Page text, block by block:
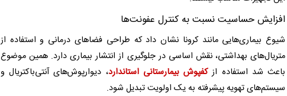
افزایش حساسیت نسبت به کنترل عفونت‌ها
شیوع بیماری‌هایی مانند کرونا نشان داد که طراحی فضاهای درمانی و استفاده از
متریال‌های بهداشتی، نقش اساسی در جلوگیری از انتشار بیماری دارد. همین موضوع
باعث شد استفاده ازکفپوش بیمارستانی استاندارد، دیوارپوش‌های آنتی‌باکتریال و
سیستم‌های تهویه پیشرفته به یک اولویت تبدیل شود.